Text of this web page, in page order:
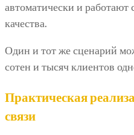
автоматически и
качества.
Один и тот же сценарий
сотен и тысяч клиентов
Практическая
связи